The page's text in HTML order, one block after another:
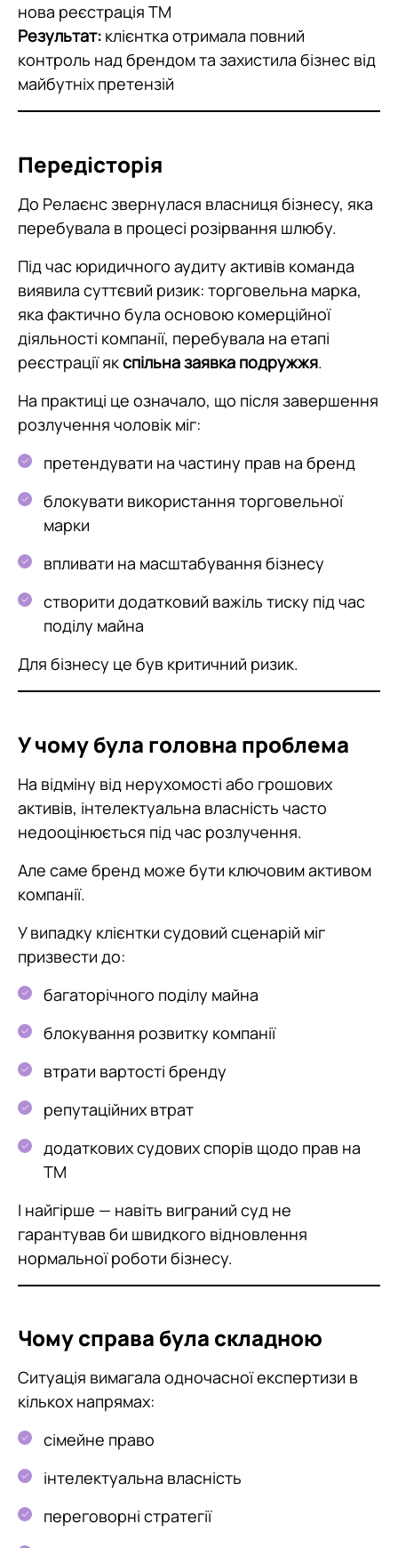
нова реєстрація ТМ
Результат: клієнтка отримала повний
контроль над брендом та захистила бізнес від
майбутніх претензій
Передісторія
До Релаєнс звернулася власниця бізнесу, яка
перебувала в процесі розірвання шлюбу.
Під час юридичного аудиту активів команда
виявила суттєвий ризик: торговельна марка,
яка фактично була основою комерційної
діяльності компанії, перебувала на етапі
реєстрації якспільна заявка подружжя.
На практиці це означало, що після завершення
розлучення чоловік міг:
претендувати на частину прав на бренд
блокувати використання торговельної
марки
впливати на масштабування бізнесу
створити додатковий важіль тиску під час
поділу майна
Для бізнесу це був критичний ризик.
У чому була головна проблема
На відміну від нерухомості або грошових
активів, інтелектуальна власність часто
недооцінюється під час розлучення.
Але саме бренд може бути ключовим активом
компанії.
У випадку клієнтки судовий сценарій міг
призвести до:
багаторічного поділу майна
блокування розвитку компанії
втрати вартості бренду
репутаційних втрат
додаткових судових спорів щодо прав на
ТМ
І найгірше — навіть виграний суд не
гарантував би швидкого відновлення
нормальної роботи бізнесу.
Чому справа була складною
Ситуація вимагала одночасної експертизи в
кількох напрямах:
сімейне право
інтелектуальна власність
переговорні стратегії